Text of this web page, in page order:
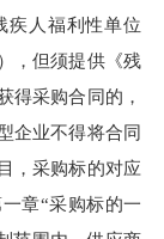
疾人福利性单位
，但须提供《残
得采购合同的，
企业不得将合同
，采购标的对应
章“采购标的一